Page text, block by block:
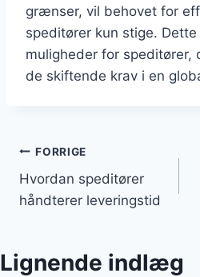
grænser, vil behovet for
speditører kun stige.
muligheder for speditører,
de skiftende krav i en
FORRIGE
Hvordan speditører
håndterer leveringstid
Lignende indlæg